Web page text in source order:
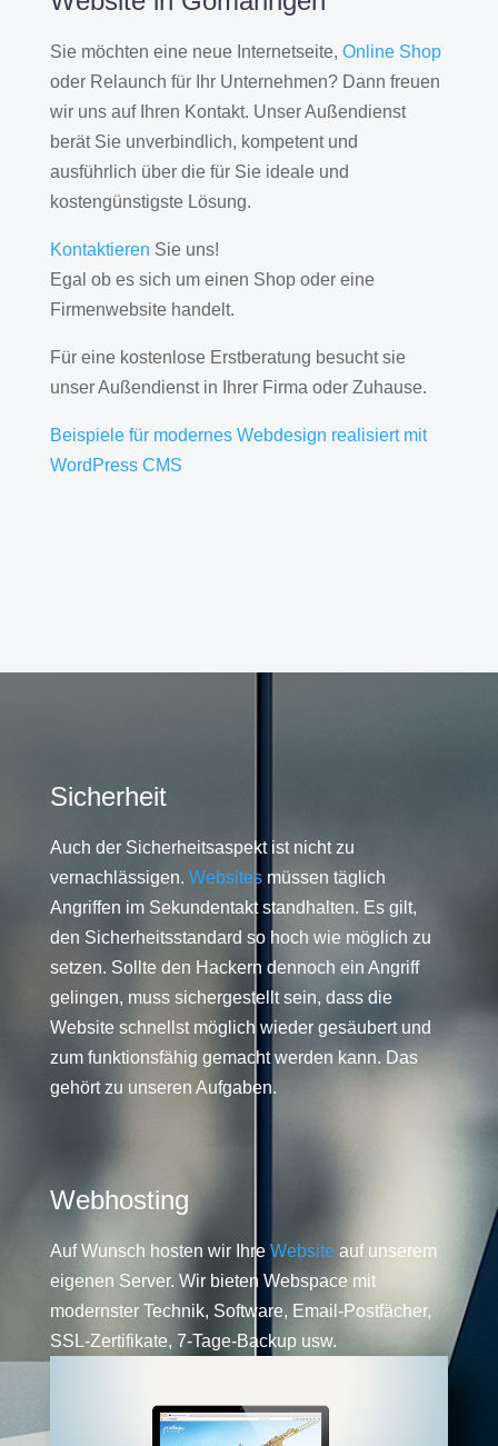
Sie möchten eine neue Internetseite, Online Shop
oder Relaunch für Ihr Unternehmen? Dann freuen
wir uns auf Ihren Kontakt. Unser Außendienst
berät Sie unverbindlich, kompetent und
ausführlich über die für Sie ideale und
kostengünstigste Lösung.
Kontaktieren Sie uns!
Egal ob es sich um einen Shop oder eine
Firmenwebsite handelt.
Für eine kostenlose Erstberatung besucht sie
unser Außendienst in Ihrer Firma oder Zuhause.
Beispiele für modernes Webdesign realisiert mit
WordPress CMS
Sicherheit
Auch der Sicherheitsaspekt ist nicht zu
vernachlässigen. Websitesmüssen täglich
Angriffen im Sekundentakt standhalten. Es gilt,
den Sicherheitsstandard so hoch wie möglich zu
setzen. Sollte den Hackern dennoch ein Angriff
gelingen, muss sichergestellt sein, dass die
Website schnellst möglich wieder gesäubert und
zum funktionsfähig gemacht werden kann. Das
gehört zu unseren Aufgaben.
Webhosting
Auf Wunsch hosten wir Ihre Website auf unserem
eigenen Server. Wir bieten Webspace mit
modernster Technik, Software, Email-Postfächer,
SSL-Zertifikate, 7-Tage-Backup usw.